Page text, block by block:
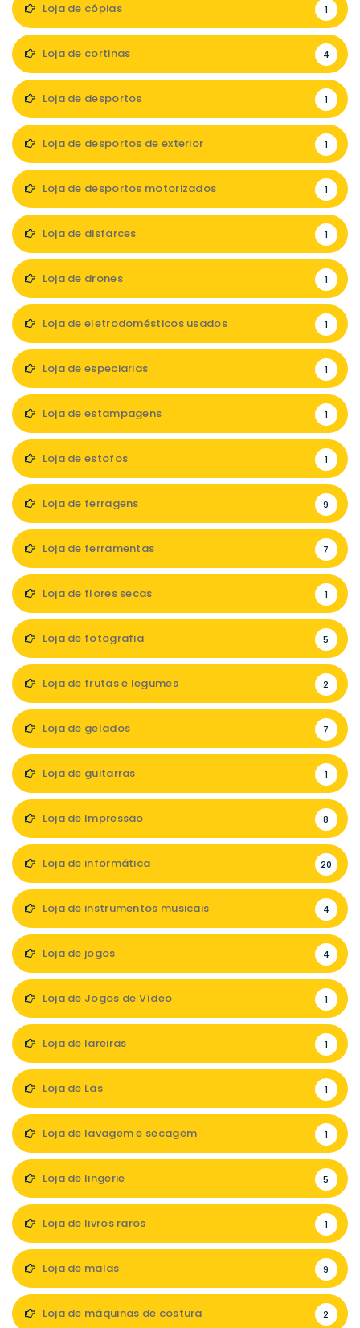
Loja de cópias 1
Loja de cortinas 4
Loja de desportos 1
Loja de desportos de exterior 1
Loja de desportos motorizados 1
Loja de disfarces 1
Loja de drones 1
Loja de eletrodomésticos usados 1
Loja de especiarias 1
Loja de estampagens 1
Loja de estofos 1
Loja de ferragens 9
Loja de ferramentas 7
Loja de flores secas 1
Loja de fotografia 5
Loja de frutas e legumes 2
Loja de gelados 7
Loja de guitarras 1
Loja de Impressão 8
Loja de informática 20
Loja de instrumentos musicais 4
Loja de jogos 4
Loja de Jogos de Vídeo 1
Loja de lareiras 1
Loja de Lãs 1
Loja de lavagem e secagem 1
Loja de lingerie 5
Loja de livros raros 1
Loja de malas 9
Loja de máquinas de costura 2